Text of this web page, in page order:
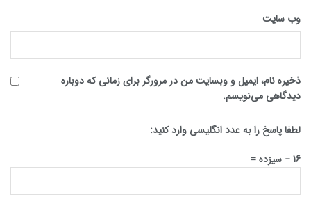
وب‌ سایت
ذخیره نام، ایمیل و وبسایت من در مرورگر برای زمانی که دوباره
دیدگاهی می‌نویسم.
لطفا پاسخ را به عدد انگلیسی وارد کنید:
16 − سیزده =